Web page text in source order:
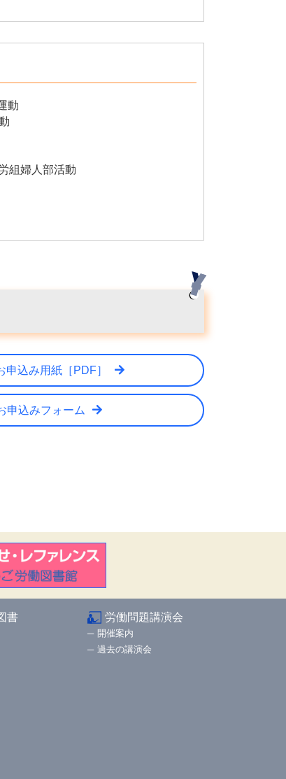
動
組婦人部活動
申込み用紙［PDF］
申込みフォーム
書 労働問題講演会
開催案内
過去の講演会